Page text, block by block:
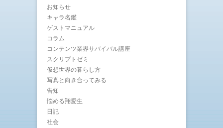
お知らせ
キャラ名鑑
ゲストマニュアル
コラム
コンテンツ業界サバイバル講座
スクリプトゼミ
仮想世界の暮らし方
写真と向き合ってみる
告知
悩める翔愛生
日記
社会